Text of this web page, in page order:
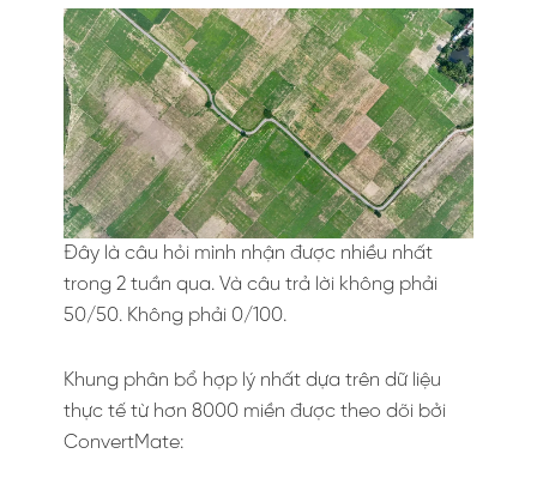
Đây là câu hỏi mình nhận được nhiều nhất
trong 2 tuần qua. Và câu trả lời không phải
50/50. Không phải 0/100.
Khung phân bổ hợp lý nhất dựa trên dữ liệu
thực tế từ hơn 8000 miền được theo dõi bởi
ConvertMate: